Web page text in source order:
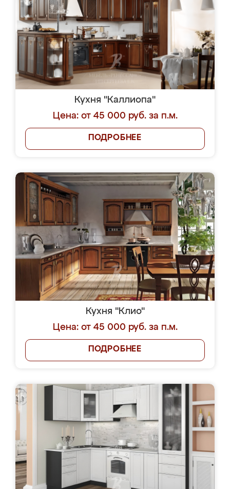
Кухня "Каллиопа"
Цена: от 45 000 руб. за п.м.
ПОДРОБНЕЕ
Кухня "Клио"
Цена: от 45 000 руб. за п.м.
ПОДРОБНЕЕ